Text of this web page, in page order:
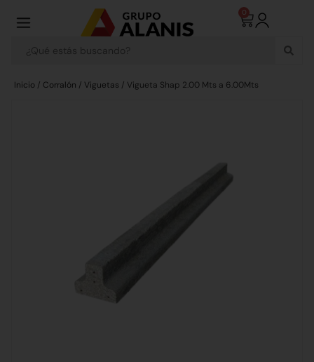
0
Inicio / Corralón / Viguetas / Vigueta Shap 2.00 Mts a 6.00Mts